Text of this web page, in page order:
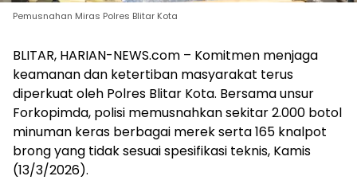
Pemusnahan Miras Polres Blitar Kota
BLITAR, HARIAN-NEWS.com – Komitmen menjaga
keamanan dan ketertiban masyarakat terus
diperkuat oleh Polres Blitar Kota. Bersama unsur
Forkopimda, polisi memusnahkan sekitar 2.000 botol
minuman keras berbagai merek serta 165 knalpot
brong yang tidak sesuai spesifikasi teknis, Kamis
(13/3/2026).